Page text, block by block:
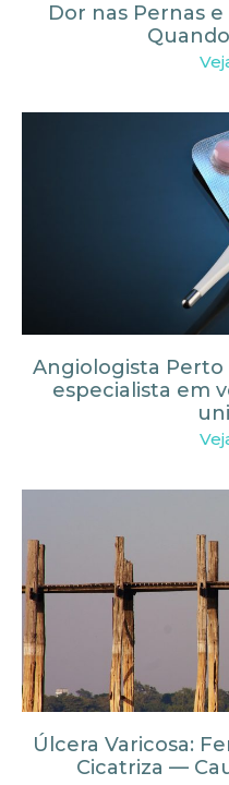
Dor nas Pernas e
Angiologista Perto
especialista em
Úlcera Varicosa:
Cicatriza —